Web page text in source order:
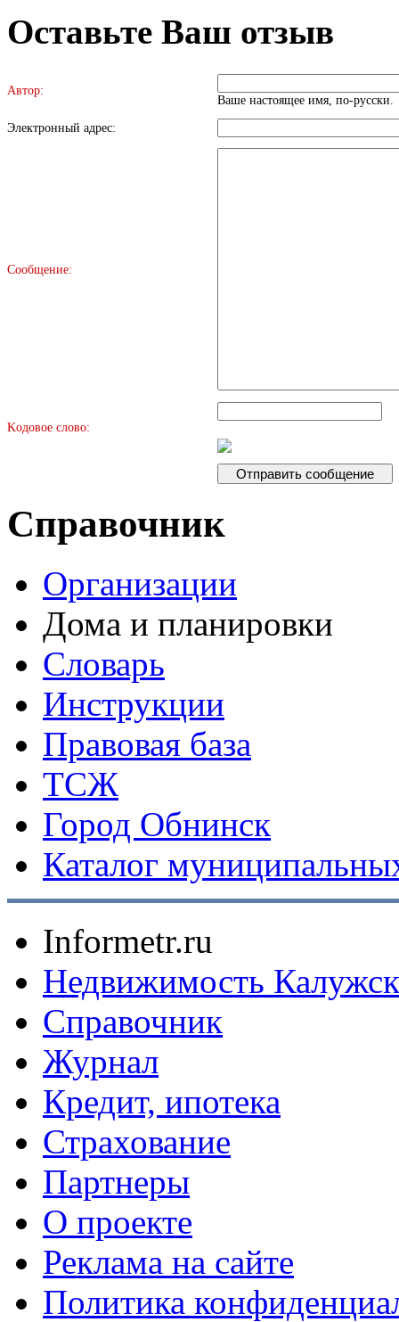
Оставьте Ваш отзыв
Автор:
Ваше настоящее имя, по-русски.
Электронный адрес:
Сообщение:
Kодовое слово:
Справочник
Организации
Дома и планировки
Словарь
Инструкции
Правовая база
ТСЖ
Город Обнинск
Каталог
Informetr.ru
Недвижимость
Справочник
Журнал
Кредит, ипотека
Страхование
Партнеры
O проекте
Реклама на сайте
Политика